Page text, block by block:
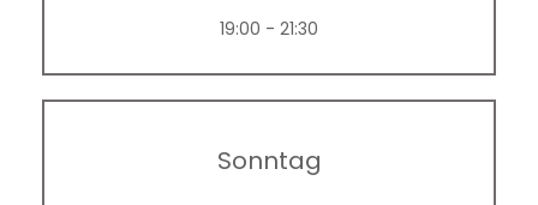
19:00 - 21:30
Sonntag
La cuisine de Mam